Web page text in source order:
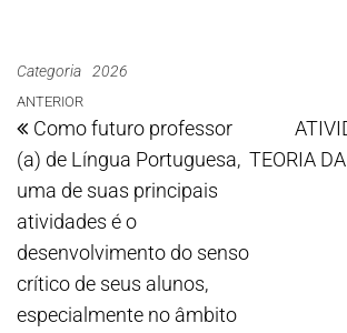
Categoria 2026
ANTERIOR
Como futuro professor
(a) de Língua Portuguesa,
uma de suas principais
atividades é o
desenvolvimento do senso
crítico de seus alunos,
especialmente no âmbito
TEORIA